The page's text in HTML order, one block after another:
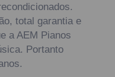
total garantia e
a AEM Pianos
Portanto